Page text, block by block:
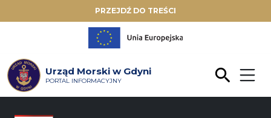
PRZEJDŹ DO TREŚCI
Urząd Morski w Gdyni
PORTAL INFORMACYJNY